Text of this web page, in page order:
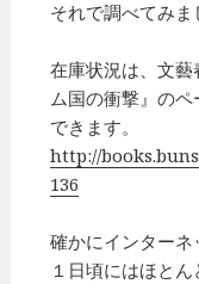
それで調べてみま
在庫状況は、文
ム国の衝撃』の
できます。
http://
136
確かにインターネ
１日頃にはほと